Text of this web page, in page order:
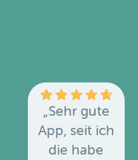
„Sehr gute
App, seit ich
die habe